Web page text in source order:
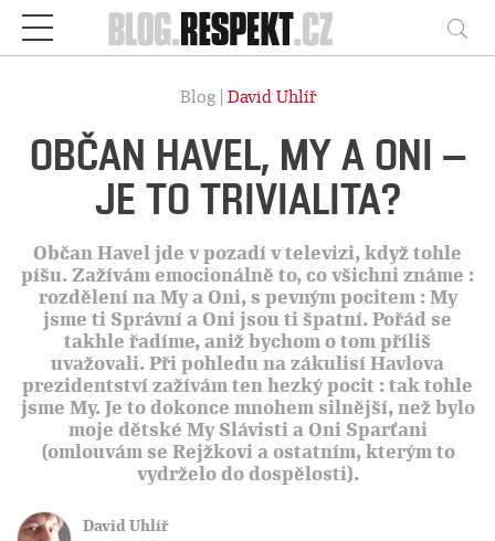
Respekt
Blog | David Uhlíř
OBČAN HAVEL, MY A ONI –
JE TO TRIVIALITA?
Občan Havel jde v pozadí v televizi, když tohle
píšu. Zažívám emocionálně to, co všichni známe :
rozdělení na My a Oni, s pevným pocitem : My
jsme ti Správní a Oni jsou ti špatní. Pořád se
takhle řadíme, aniž bychom o tom příliš
uvažovali. Při pohledu na zákulisí Havlova
prezidentství zažívám ten hezký pocit : tak tohle
jsme My. Je to dokonce mnohem silnější, než bylo
moje dětské My Slávisti a Oni Sparťani
(omlouvám se Rejžkovi a ostatním, kterým to
vydrželo do dospělosti).
David Uhlíř